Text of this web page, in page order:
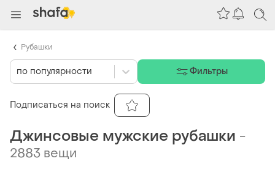
Джинсовые мужские рубашки -
2883 вещи
по популярности Фильтры
Подписаться на поиск
Рубашки